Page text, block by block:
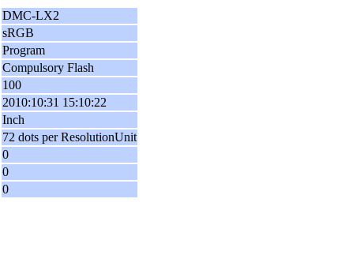
DMC-LX2
sRGB
Program
Compulsory Flash
100
2010:10:31 15:10:22
Inch
72 dots per ResolutionUnit
0
0
0